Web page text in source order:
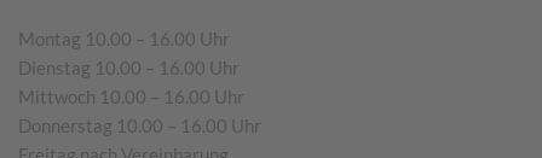
Montag 10.00 – 16.00 Uhr
Dienstag 10.00 – 16.00 Uhr
Mittwoch 10.00 – 16.00 Uhr
Donnerstag 10.00 – 16.00 Uhr